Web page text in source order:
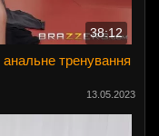
38:12
тренування
13.05.2023